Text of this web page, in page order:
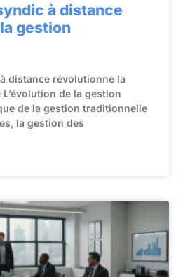
à distance
gestion
distance révolutionne la
de la gestion
de la gestion traditionnelle
la gestion des